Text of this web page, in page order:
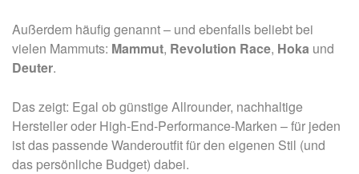
Außerdem häufig genannt – und ebenfalls beliebt bei
vielen Mammuts: Mammut, Revolution Race, Hoka und
Deuter.
Das zeigt: Egal ob günstige Allrounder, nachhaltige
Hersteller oder High-End-Performance-Marken – für jeden
ist das passende Wanderoutfit für den eigenen Stil (und
das persönliche Budget) dabei.